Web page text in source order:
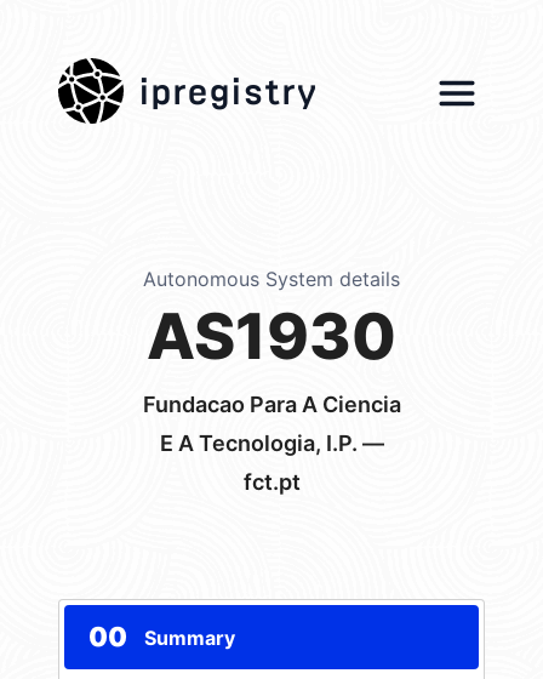
ipregistry
Autonomous System details
AS1930
Fundacao Para A Ciencia
E A Tecnologia, I.P. —
fct.pt
00 Summary